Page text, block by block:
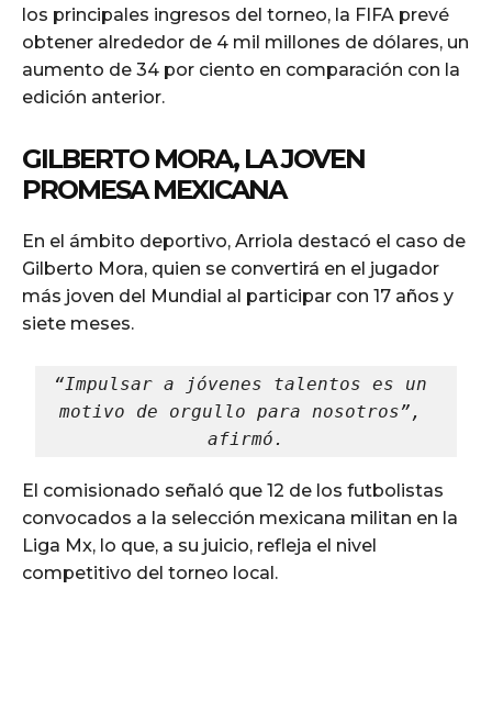
los principales ingresos del torneo, la FIFA prevé
obtener alrededor de 4 mil millones de dólares, un
aumento de 34 por ciento en comparación con la
edición anterior.
GILBERTO MORA, LA JOVEN
PROMESA MEXICANA
En el ámbito deportivo, Arriola destacó el caso de
Gilberto Mora, quien se convertirá en el jugador
más joven del Mundial al participar con 17 años y
siete meses.
“Impulsar a jóvenes talentos es un
motivo de orgullo para nosotros”,
afirmó.
El comisionado señaló que 12 de los futbolistas
convocados a la selección mexicana militan en la
Liga Mx, lo que, a su juicio, refleja el nivel
competitivo del torneo local.